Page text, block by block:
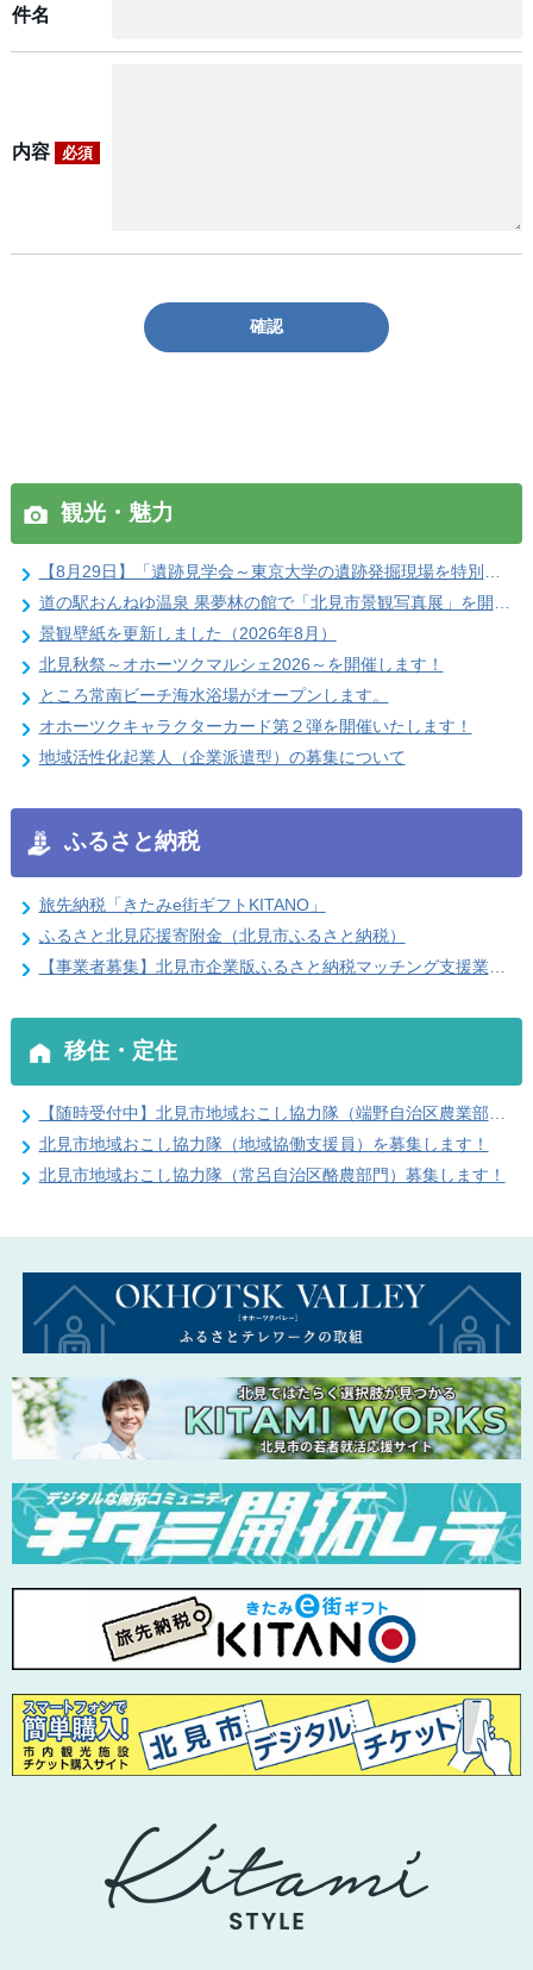
件名
内容 必須
確認
観光・魅力
【8月29日】「遺跡見学会～東京大学の遺跡発掘現場を特別公開」参加者を募集します
道の駅おんねゆ温泉 果夢林の館で「北見市景観写真展」を開催します
景観壁紙を更新しました（2026年8月）
北見秋祭～オホーツクマルシェ2026～を開催します！
ところ常南ビーチ海水浴場がオープンします。
オホーツクキャラクターカード第２弾を開催いたします！
地域活性化起業人（企業派遣型）の募集について
ふるさと納税
旅先納税「きたみe街ギフトKITANO」
ふるさと北見応援寄附金（北見市ふるさと納税）
【事業者募集】北見市企業版ふるさと納税マッチング支援業務 受託事業者を募集します
移住・定住
【随時受付中】北見市地域おこし協力隊（端野自治区農業部門）を募集します！
北見市地域おこし協力隊（地域協働支援員）を募集します！
北見市地域おこし協力隊（常呂自治区酪農部門）募集します！